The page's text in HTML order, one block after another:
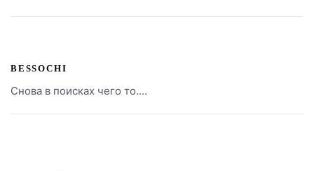
BESSOCHI
Снова в поисках чего то....